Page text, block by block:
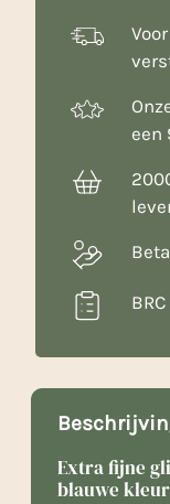
een
Extra fijne
blauwe kleur